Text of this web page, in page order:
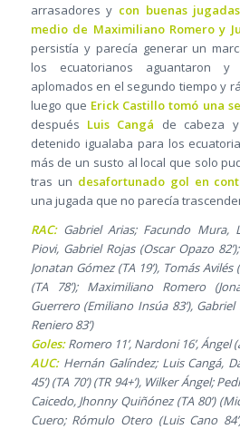
arrasadores y con buenas
medio de Maximiliano Romero y
persistía y parecía generar un
los ecuatorianos aguantaron y
aplomados en el segundo tiempo y
luego que Erick Castillo tomó una
después Luis Cangá de cabeza
detenido igualaba para los
más de un susto al local que solo
tras un desafortunado gol en
una jugada que no parecía
RAC:Gabriel Arias; Facundo Mura,
Piovi, Gabriel Rojas (Oscar Opazo
Jonatan Gómez (TA 19’), Tomás
(TA 78’); Maximiliano Romero
Guerrero (Emiliano Insúa 83’), Gabriel
Reniero 83’)
Goles:Romero 11’, Nardoni 16’, Ángel
AUC:Hernán Galíndez; Luis Cangá,
45’) (TA 70’) (TR 94+’), Wilker Ángel;
Caicedo, Jhonny Quiñónez (TA 80’)
Cuero; Rómulo Otero (Luis Cano